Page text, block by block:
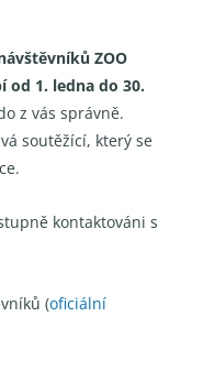
ZOO
od 1. ledna do 30.
z vás správně.
soutěžící, který se
kontaktováni s
(oficiální